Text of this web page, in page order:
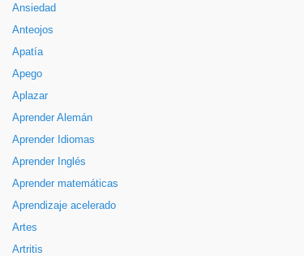
Ansiedad
Anteojos
Apatía
Apego
Aplazar
Aprender Alemán
Aprender Idiomas
Aprender Inglés
Aprender matemáticas
Aprendizaje acelerado
Artes
Artritis